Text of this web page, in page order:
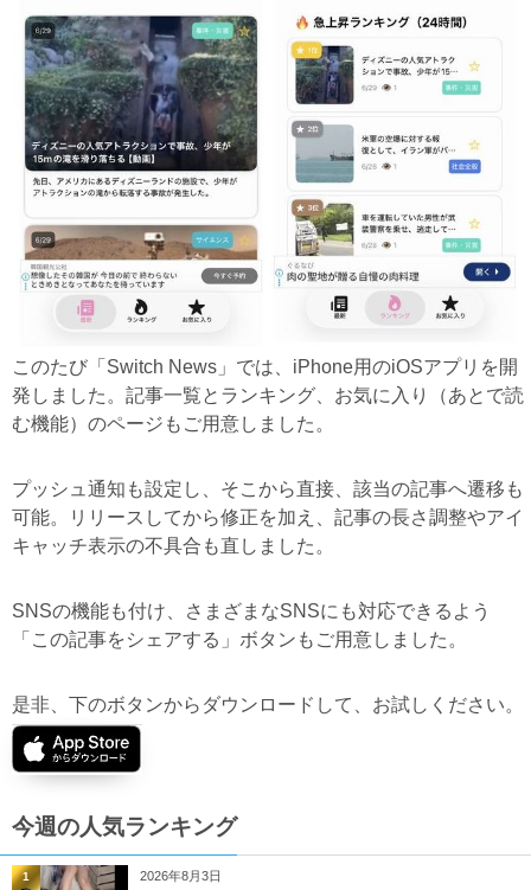
このたび「Switch News」では、iPhone用のiOSアプリを開
発しました。記事一覧とランキング、お気に入り（あとで読
む機能）のページもご用意しました。
プッシュ通知も設定し、そこから直接、該当の記事へ遷移も
可能。リリースしてから修正を加え、記事の長さ調整やアイ
キャッチ表示の不具合も直しました。
SNSの機能も付け、さまざまなSNSにも対応できるよう
「この記事をシェアする」ボタンもご用意しました。
是非、下のボタンからダウンロードして、お試しください。
今週の人気ランキング
2026年8月3日
1